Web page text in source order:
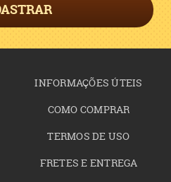
INFORMAÇÕES ÚTEIS
COMO COMPRAR
TERMOS DE USO
FRETES E ENTREGA